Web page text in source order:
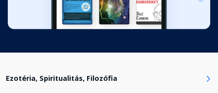
10. A Guru II. rész
Fejezet hossza: 00:42:34
Ezotéria, Spiritualitás, Filozófia